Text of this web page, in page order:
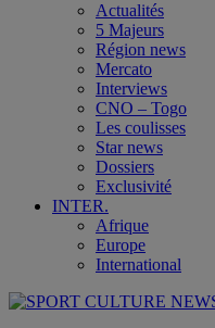
Actualités
5 Majeurs
Région news
Mercato
Interviews
CNO – Togo
Les coulisses
Star news
Dossiers
Exclusivité
INTER.
Afrique
Europe
International